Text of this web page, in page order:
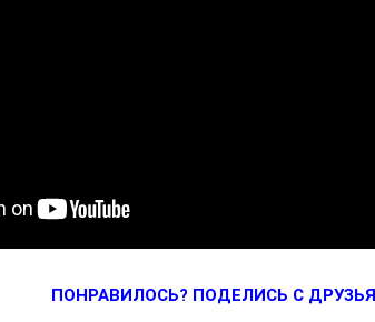
ПОНРАВИЛОСЬ? ПОДЕЛИСЬ С